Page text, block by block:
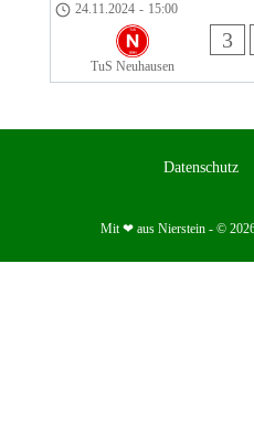
24.11.2024 - 15:00
TuS Neuhausen
3
Datenschutz
Mit ❤ aus Nierstein - ©